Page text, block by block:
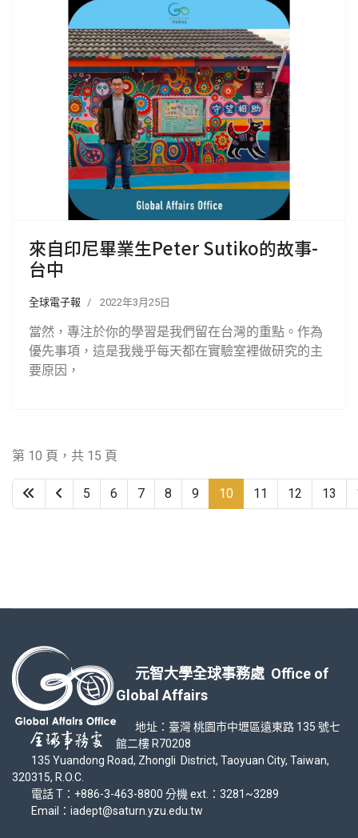
來自印尼畢業生Peter Sutiko的故事-
台中
全球電子報 2022年3月25日
當然，專注於你的學習是我們留在台灣的重點。作為
優先事項，這是我幾乎每天都在實驗室裡做研究的主
要原因，
第 10 頁，共 15 頁
5 6 7 8 9 10 11 12 13
元智大學全球事務處 Office of
Global Affairs
地址：臺灣 桃園市中壢區遠東路 135 號七
館二樓 R70208
135 Yuandong Road, Zhongli District, Taoyuan City, Taiwan,
320315, R.O.C.
電話 T：+886-3-463-8800 分機 ext.：3281~3289
Email：iadept@saturn.yzu.edu.tw